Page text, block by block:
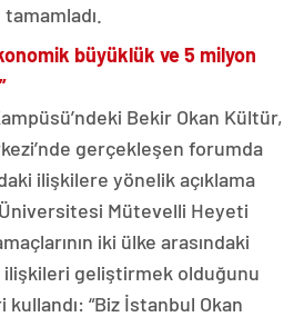
büyüklük ve 5 milyon
Bekir Okan Kültür,
gerçekleşen forumda
ilişkilere yönelik açıklama
Mütevelli Heyeti
iki ülke arasındaki
geliştirmek olduğunu
“Biz İstanbul Okan